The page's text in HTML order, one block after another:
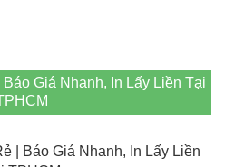
Giá Nhanh, In Lấy Liền Tại